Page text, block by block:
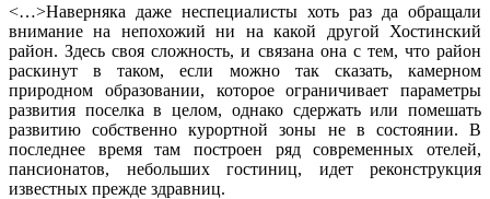
<…>Наверняка даже неспециалисты хоть раз да обращали
внимание на непохожий ни на какой другой Хостинский
район. Здесь своя сложность, и связана она с тем, что район
раскинут в таком, если можно так сказать, камерном
природном образовании, которое ограничивает параметры
развития поселка в целом, однако сдержать или помешать
развитию собственно курортной зоны не в состоянии. В
последнее время там построен ряд современных отелей,
пансионатов, небольших гостиниц, идет реконструкция
известных прежде здравниц.